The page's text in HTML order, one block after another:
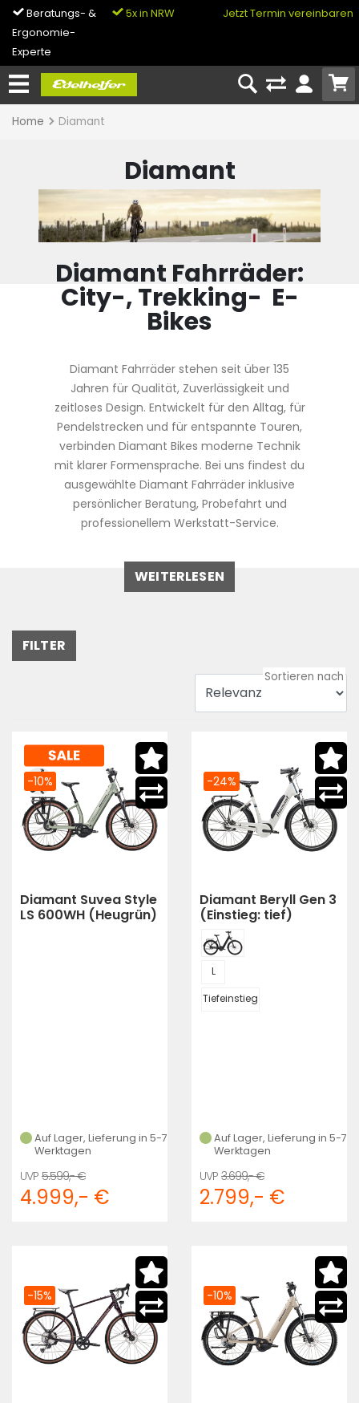
Beratungs- &
Ergonomie-
Experte
5x in NRW
0% Finanzierung
Jetzt Termin vereinbaren
Home Diamant
Diamant
Diamant Fahrräder:
City-, Trekking- E-
Bikes
Diamant Fahrräder stehen seit über 135
Jahren für Qualität, Zuverlässigkeit und
zeitloses Design. Entwickelt für den Alltag, für
Pendelstrecken und für entspannte Touren,
verbinden Diamant Bikes moderne Technik
mit klarer Formensprache. Bei uns findest du
ausgewählte Diamant Fahrräder inklusive
persönlicher Beratung, Probefahrt und
professionellem Werkstatt-Service.
WEITERLESEN
FILTER
Diamant Suvea Style
LS 600WH (Heugrün)
Auf Lager, Lieferung in 5-7
Werktagen
-10%
5.599,- €
4.999,- €
Diamant Beryll Gen 3
(Einstieg: tief)
L
Tiefeinstieg
Auf Lager, Lieferung in 5-7
Werktagen
-24%
3.699,- €
2.799,- €
-15% -10%